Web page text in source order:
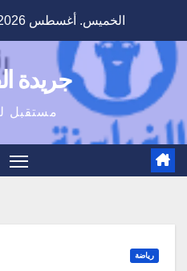
content
الخميس. أغسطس 6th, 2026
جريدة
مستقبل
رياضة